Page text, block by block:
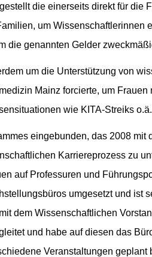
die einerseits direkt für
um
die genannten Gelder
um die Unterstützung von
Mainz forcierte, um
wie KITA-Streiks o.ä.
eingebunden, das 2008
Karriereprozess zu
auf Professuren und
umgesetzt und ist
dem Wissenschaftlichen
und habe auf diesen das
Veranstaltungen